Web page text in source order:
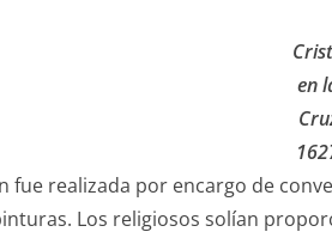
en
fue realizada por encargo de
Los religiosos solían